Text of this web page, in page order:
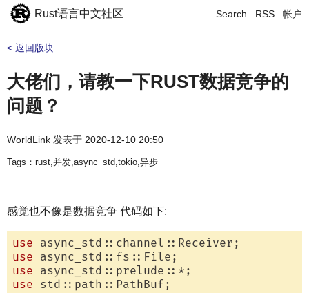
Rust语言中文社区 Search RSS 帐户
< 返回版块
大佬们，请教一下RUST数据竞争的
问题？
WorldLink 发表于 2020-12-10 20:50
Tags：rust,并发,async_std,tokio,异步
感觉也不像是数据竞争 代码如下:
use
use
use
use std::path::PathBuf;